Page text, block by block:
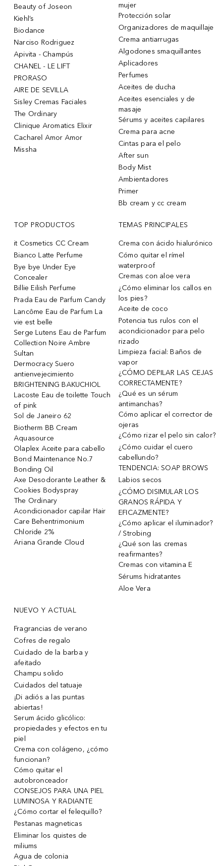
Beauty of Joseon
Kiehl’s
Biodance
Narciso Rodriguez
Apivita - Champús
CHANEL - LE LIFT
PRORASO
AIRE DE SEVILLA
Sisley Cremas Faciales
The Ordinary
Clinique Aromatics Elixir
Cacharel Amor Amor
Missha
mujer
Protección solar
Organizadores de maquillaje
Crema antiarrugas
Algodones smaquillantes
Aplicadores
Perfumes
Aceites de ducha
Aceites esenciales y de
masaje
Sérums y aceites capilares
Crema para acne
Cintas para el pelo
After sun
Body Mist
Ambientadores
Primer
Bb cream y cc cream
TOP PRODUCTOS
it Cosmetics CC Cream
Bianco Latte Perfume
Bye bye Under Eye
Concealer
Billie Eilish Perfume
Prada Eau de Parfum Candy
Lancôme Eau de Parfum La
vie est belle
Serge Lutens Eau de Parfum
Collection Noire Ambre
Sultan
Dermocracy Suero
antienvejecimiento
BRIGHTENING BAKUCHIOL
Lacoste Eau de toilette Touch
of pink
Sol de Janeiro 62
Biotherm BB Cream
Aquasource
Olaplex Aceite para cabello
Bond Maintenance No.7
Bonding Oil
Axe Desodorante Leather &
Cookies Bodyspray
The Ordinary
Acondicionador capilar Hair
Care Behentrimonium
Chloride 2%
Ariana Grande Cloud
TEMAS PRINCIPALES
Crema con ácido hialurónico
Cómo quitar el rímel
waterproof
Cremas con aloe vera
¿Cómo eliminar los callos en
los pies?
Aceite de coco
Potencia tus rulos con el
acondicionador para pelo
rizado
Limpieza facial: Baños de
vapor
¿CÓMO DEPILAR LAS CEJAS
CORRECTAMENTE?
¿Qué es un sérum
antimanchas?
Cómo aplicar el corrector de
ojeras
¿Cómo rizar el pelo sin calor?
¿Cómo cuidar el cuero
cabellundo?
TENDENCIA: SOAP BROWS
Labios secos
¿CÓMO DISIMULAR LOS
GRANOS RÁPIDA Y
EFICAZMENTE?
¿Cómo aplicar el iluminador?
/ Strobing
¿Qué son las cremas
reafirmantes?
Cremas con vitamina E
Sérums hidratantes
Aloe Vera
NUEVO Y ACTUAL
Fragrancias de verano
Cofres de regalo
Cuidado de la barba y
afeitado
Champu solido
Cuidados del tatuaje
¡Di adiós a las puntas
abiertas!
Serum ácido glicólico:
propiedades y efectos en tu
piel
Crema con colágeno, ¿cómo
funcionan?
Cómo quitar el
autobronceador
CONSEJOS PARA UNA PIEL
LUMINOSA Y RADIANTE
¿Cómo cortar el felequillo?
Pestanas magneticas
Eliminar los quistes de
miliums
Agua de colonia